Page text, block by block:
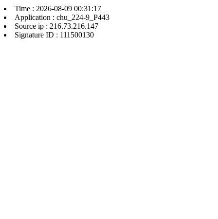
Time : 2026-08-09 00:31:17
Application : chu_224-9_P443
Source ip : 216.73.216.147
Signature ID : 111500130